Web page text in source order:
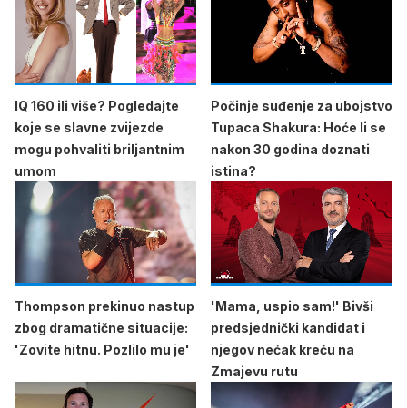
IQ 160 ili više? Pogledajte
koje se slavne zvijezde
mogu pohvaliti briljantnim
umom
Počinje suđenje za ubojstvo
Tupaca Shakura: Hoće li se
nakon 30 godina doznati
istina?
Thompson prekinuo nastup
zbog dramatične situacije:
'Zovite hitnu. Pozlilo mu je'
'Mama, uspio sam!' Bivši
predsjednički kandidat i
njegov nećak kreću na
Zmajevu rutu